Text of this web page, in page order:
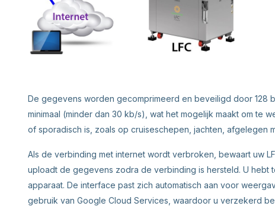
De gegevens worden gecomprimeerd en beveiligd door 128
minimaal (minder dan 30 kb/s), wat het mogelijk maakt om
of sporadisch is, zoals op cruiseschepen, jachten, afgelegen
Als de verbinding met internet wordt verbroken, bewaart uw
uploadt de gegevens zodra de verbinding is hersteld. U hebt
apparaat. De interface past zich automatisch aan voor
gebruik van Google Cloud Services, waardoor u verzekerd